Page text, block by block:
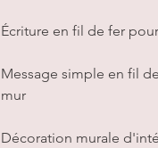
Écriture en fil de fer
Message simple en fil
mur
Décoration murale